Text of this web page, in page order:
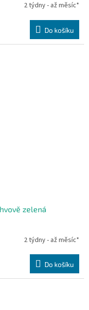
2 týdny - až měsíc*
Do košíku
zelená
2 týdny - až měsíc*
Do košíku